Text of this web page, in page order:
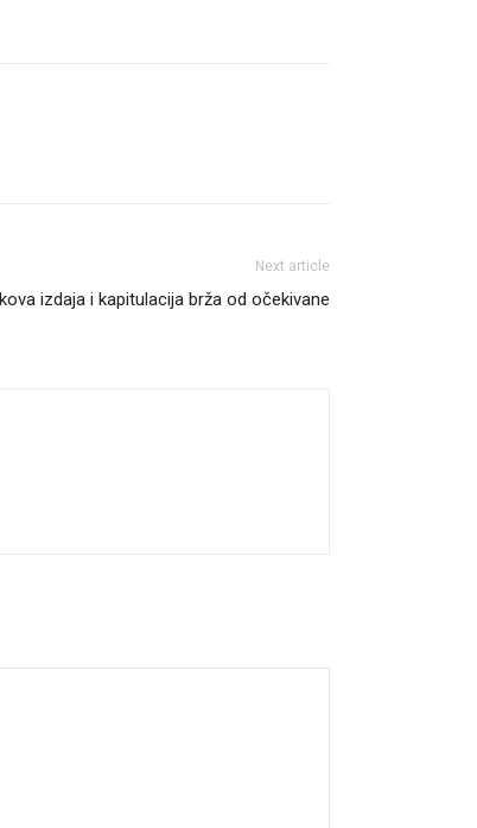
Next article
izdaja i kapitulacija brža od očekivane